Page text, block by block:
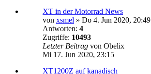
XT in der Motorrad News
von xsmel » Do 4. Jun 2020, 20:49
Antworten: 4
Zugriffe: 10493
Letzter Beitrag von Obelix
Mi 17. Jun 2020, 23:15
XT1200Z auf kanadisch